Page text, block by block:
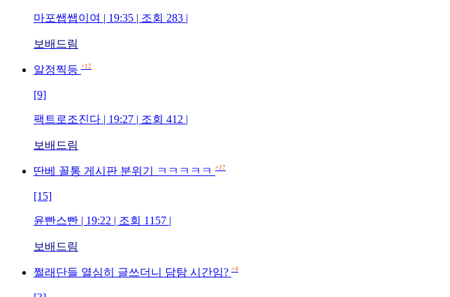
마포쌥쌥이여 | 19:35 | 조회 283 |
보배드림
알정찍등 +12
[9]
팩트로조진다 | 19:27 | 조회 412 |
보배드림
딴베 꼴통 게시판 분위기 ㅋㅋㅋㅋㅋ +17
[15]
윤빤스빤 | 19:22 | 조회 1157 |
보배드림
쩔래단들 열심히 글쓰더니 담탐 시간임? +4